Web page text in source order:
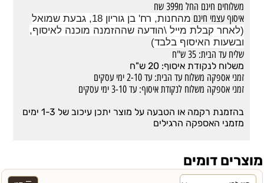
משלוחים חינם החל מ399 שח
איסוף עצמי חינם
מהחנות, רח' בן גוריון 18, גבעת שמואל
(לאחר קבלת מייל \הודעה שההזמנה מוכנה לאיסוף,
ובשעות האיסוף בלבד)
שליח עד הבית: 35 ש"ח
משלוח לנקודת איסוף: 20 ש"ח
זמני אספקה משלוח עד הבית: עד 2-10 ימי עסקים
זמני אספקה משלוח לנקודת איסוף: עד 3-10 ימי עסקים
בהזמנת רקמה או הטבעה על מוצר יתכן עיכוב של 1-3 ימים
מזמני האספקה הרגילים
מוצרים דומים